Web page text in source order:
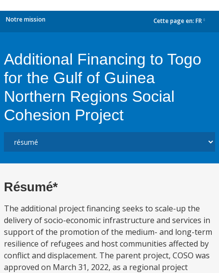
Notre mission Cette page en: FR
Additional Financing to Togo
for the Gulf of Guinea
Northern Regions Social
Cohesion Project
Résumé*
The additional project financing seeks to scale-up the
delivery of socio-economic infrastructure and services in
support of the promotion of the medium- and long-term
resilience of refugees and host communities affected by
conflict and displacement. The parent project, COSO was
approved on March 31, 2022, as a regional project